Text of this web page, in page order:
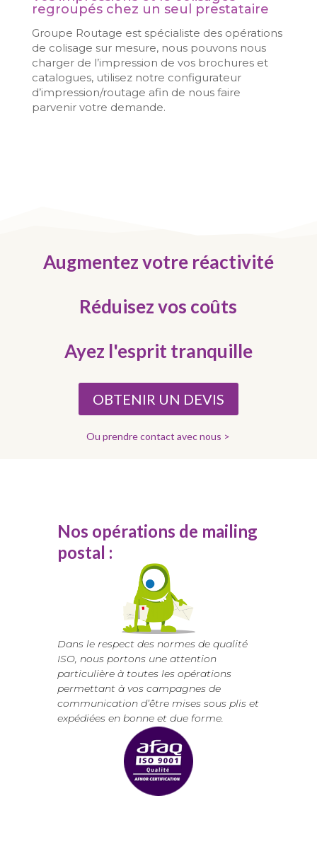
regroupés chez un seul prestataire
Groupe Routage est spécialiste des opérations
de colisage sur mesure, nous pouvons nous
charger de l’impression de vos brochures et
catalogues, utilisez notre configurateur
d’impression/routage afin de nous faire
parvenir votre demande.
Augmentez votre réactivité
Réduisez vos coûts
Ayez l'esprit tranquille
OBTENIR UN DEVIS
Ou prendre contact avec nous >
Nos opérations de mailing
postal :
Dans le respect des normes de qualité
ISO, nous portons une attention
particulière à toutes les opérations
permettant à vos campagnes de
communication d’être mises sous plis et
expédiées en bonne et due forme.